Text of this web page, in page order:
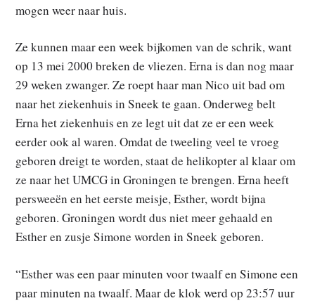
mogen weer naar huis.
Ze kunnen maar een week bijkomen van de schrik, want
op 13 mei 2000 breken de vliezen. Erna is dan nog maar
29 weken zwanger. Ze roept haar man Nico uit bad om
naar het ziekenhuis in Sneek te gaan. Onderweg belt
Erna het ziekenhuis en ze legt uit dat ze er een week
eerder ook al waren. Omdat de tweeling veel te vroeg
geboren dreigt te worden, staat de helikopter al klaar om
ze naar het UMCG in Groningen te brengen. Erna heeft
persweeën en het eerste meisje, Esther, wordt bijna
geboren. Groningen wordt dus niet meer gehaald en
Esther en zusje Simone worden in Sneek geboren.
“Esther was een paar minuten voor twaalf en Simone een
paar minuten na twaalf. Maar de klok werd op 23:57 uur